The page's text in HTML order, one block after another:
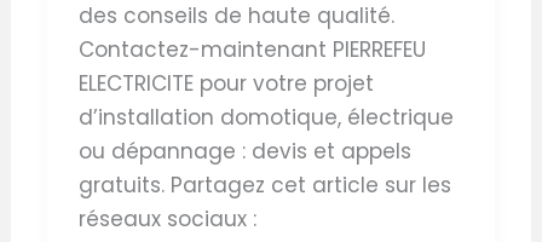
des conseils de haute qualité.
Contactez-maintenant PIERREFEU
ELECTRICITE pour votre projet
d’installation domotique, électrique
ou dépannage : devis et appels
gratuits. Partagez cet article sur les
réseaux sociaux :